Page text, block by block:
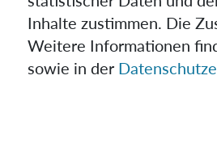
Inhalte zustimmen. Die
Weitere Informationen
sowie in der